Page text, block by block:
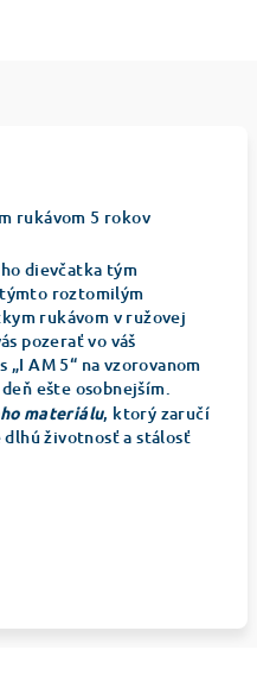
rukávom 5 rokov
dievčatka tým
roztomilým
rukávom v ružovej
pozerať vo váš
AM 5“ na vzorovanom
ešte osobnejším.
materiálu, ktorý zaručí
životnosť a stálosť